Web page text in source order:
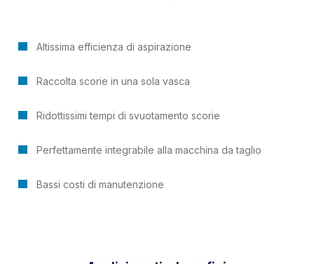
Altissima efficienza di aspirazione
Raccolta scorie in una sola vasca
Ridottissimi tempi di svuotamento scorie
Perfettamente integrabile alla macchina da taglio
Bassi costi di manutenzione